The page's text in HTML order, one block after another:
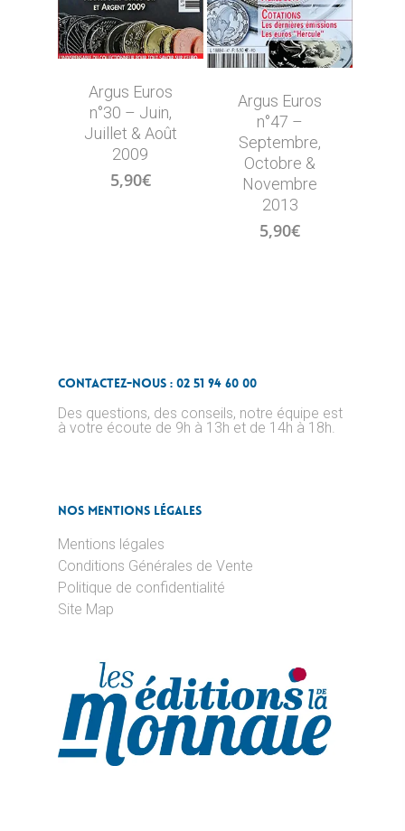
Argus Euros
n°30 – Juin,
Juillet & Août
2009
5,90€
Argus Euros
n°47 –
Septembre,
Octobre &
Novembre
2013
5,90€
Contactez-nous : 02 51 94 60 00
Des questions, des conseils, notre équipe est
à votre écoute de 9h à 13h et de 14h à 18h.
Nos Mentions Légales
Mentions légales
Conditions Générales de Vente
Politique de confidentialité
Site Map